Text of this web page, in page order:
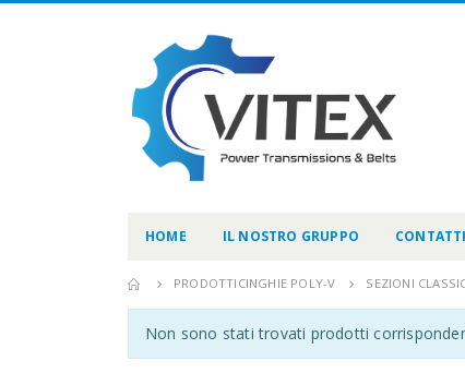
HOME IL NOSTRO GRUPPO CONTATTI
PRODOTTI CINGHIE POLY-V SEZIONI
Non sono stati trovati prodotti